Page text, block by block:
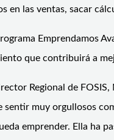
en las ventas, sacar
Emprendamos
que contribuirá a
Regional de
sentir muy orgullosos
emprender. Ella ha